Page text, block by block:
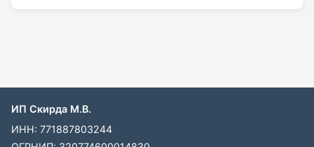
ИП Скирда М.В.
ИНН: 771887803244